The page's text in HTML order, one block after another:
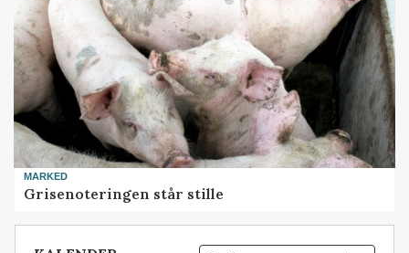
MARKED
Grisenoteringen står stille